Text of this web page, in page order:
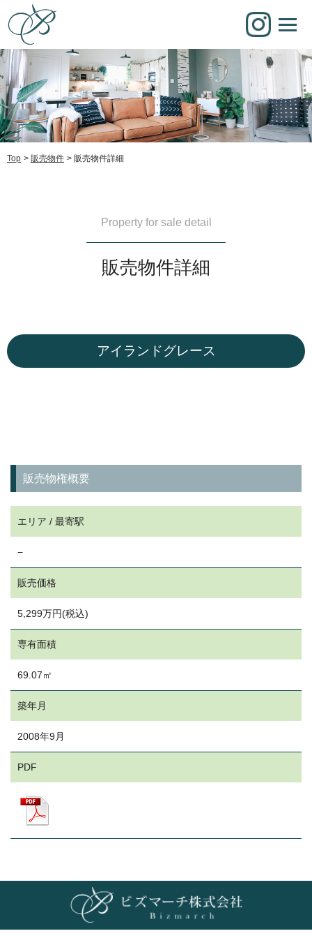
Top 販売物件 販売物件詳細
Property for sale detail
販売物件詳細
アイランドグレース
販売物権概要
エリア / 最寄駅
−
販売価格
5,299万円(税込)
専有面積
69.07㎡
築年月
2008年9月
PDF